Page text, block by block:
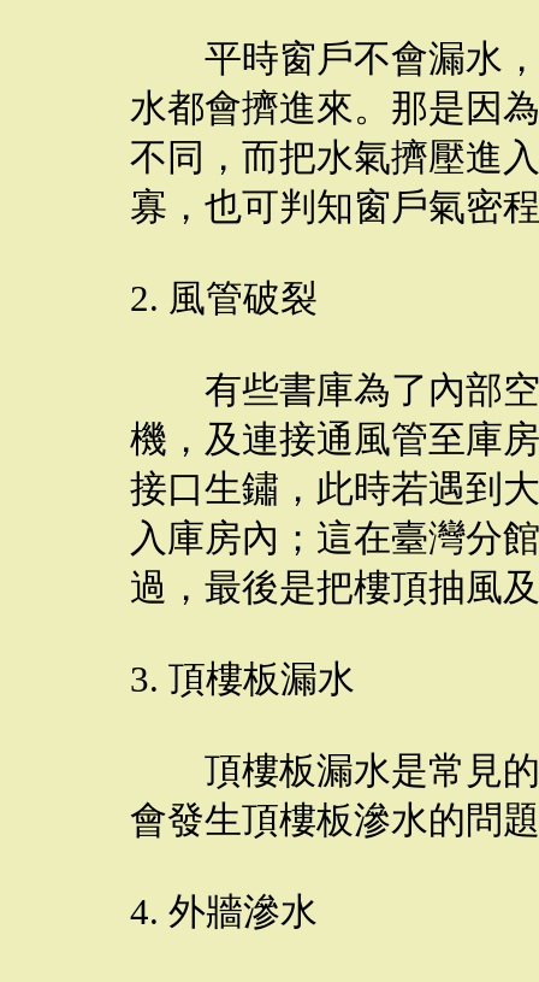
平時窗戶不會漏水，
水都會擠進來。那是因
不同，而把水氣擠壓進
寡，也可判知窗戶氣密
2. 風管破裂
有些書庫為了內部空
機，及連接通風管至庫
接口生鏽，此時若遇到
入庫房內；這在臺灣分
過，最後是把樓頂抽風
3. 頂樓板漏水
頂樓板漏水是常見的
會發生頂樓板滲水的問
4. 外牆滲水